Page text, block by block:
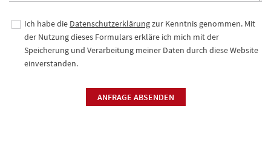
Ich habe die Datenschutzerklärungzur Kenntnis genommen. Mit
der Nutzung dieses Formulars erkläre ich mich mit der
Speicherung und Verarbeitung meiner Daten durch diese Website
einverstanden.
ANFRAGE ABSENDEN